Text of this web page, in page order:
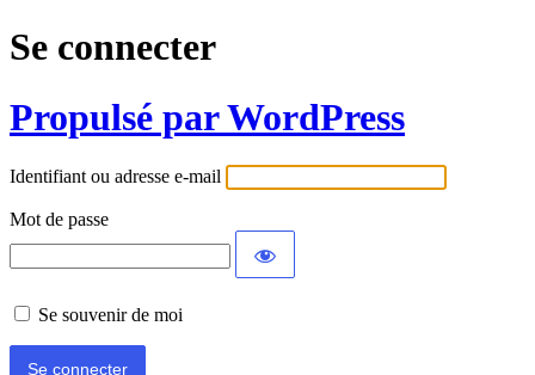
Se connecter
Propulsé par WordPress
Identifiant ou adresse e-mail
Mot de passe
Se souvenir de moi